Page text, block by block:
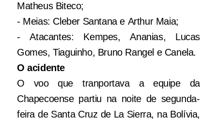
Matheus Biteco;
- Meias: Cleber Santana e Arthur Maia;
- Atacantes: Kempes, Ananias, Lucas
Gomes, Tiaguinho, Bruno Rangel e Canela.
O acidente
O voo que tranportava a equipe da
Chapecoense partiu na noite de segunda-
feira de Santa Cruz de La Sierra, na Bolívia,